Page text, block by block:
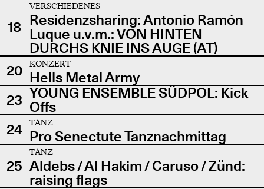
18
VERSCHIEDENES
Residenzsharing: Antonio Ramón
Luque u.v.m.: VON HINTEN
DURCHS KNIE INS AUGE (AT)
20
KONZERT
Hells Metal Army
23 YOUNG ENSEMBLE SÜDPOL: Kick
Offs
24
TANZ
Pro Senectute Tanznachmittag
25
TANZ
Aldebs / Al Hakim / Caruso / Zünd:
raising flags